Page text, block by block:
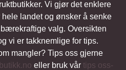
Vi gjør det enklere
landet og ønsker å senke
valg. Oversikten
vi er takknemlige for tips.
mangler? Tips oss gjerne
eller bruk vår tips oss-